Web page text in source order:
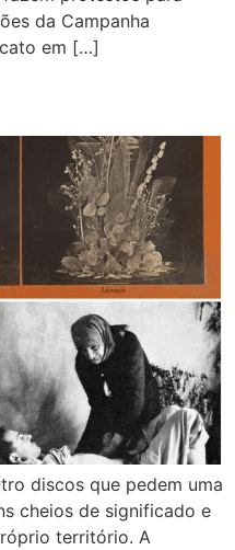
da Campanha
em […]
discos que pedem uma
cheios de significado e
território. A